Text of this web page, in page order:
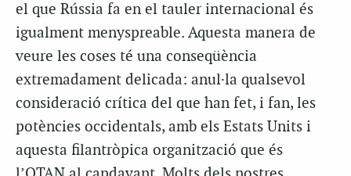
el que Rússia fa en el tauler internacional és
igualment menyspreable. Aquesta manera de
veure les coses té una conseqüència
extremadament delicada: anul·la qualsevol
consideració crítica del que han fet, i fan, les
potències occidentals, amb els Estats Units i
aquesta filantròpica organització que és